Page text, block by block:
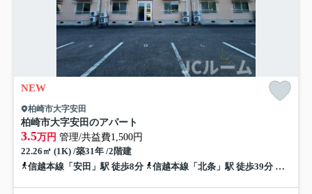
NEW
柏崎市大字安田
柏崎市大字安田のアパート
3.5万円 管理/共益費1,500円
22.26㎡ (1K) /築31年 /2階建
信越本線「安田」駅 徒歩8分
信越本線「北条」駅 徒歩39分 信越本